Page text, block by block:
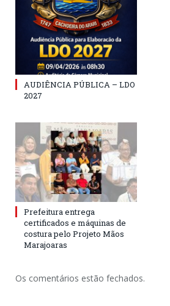
AUDIÊNCIA PÚBLICA – LDO
2027
Prefeitura entrega
certificados e máquinas de
costura pelo Projeto Mãos
Marajoaras
Os comentários estão fechados.